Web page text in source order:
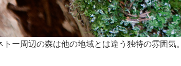
ー周辺の森は他の地域とは違う独特の雰囲気。